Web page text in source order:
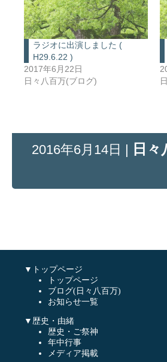
ラジオに出演しました (
H29.6.22 )
2017年6月22日
日々八百万(ブログ)
2016年6月14日 | 日
▼トップページ
トップページ
ブログ(日々八百万)
お知らせ一覧
▼歴史・由緒
歴史・ご祭神
年中行事
メディア掲載